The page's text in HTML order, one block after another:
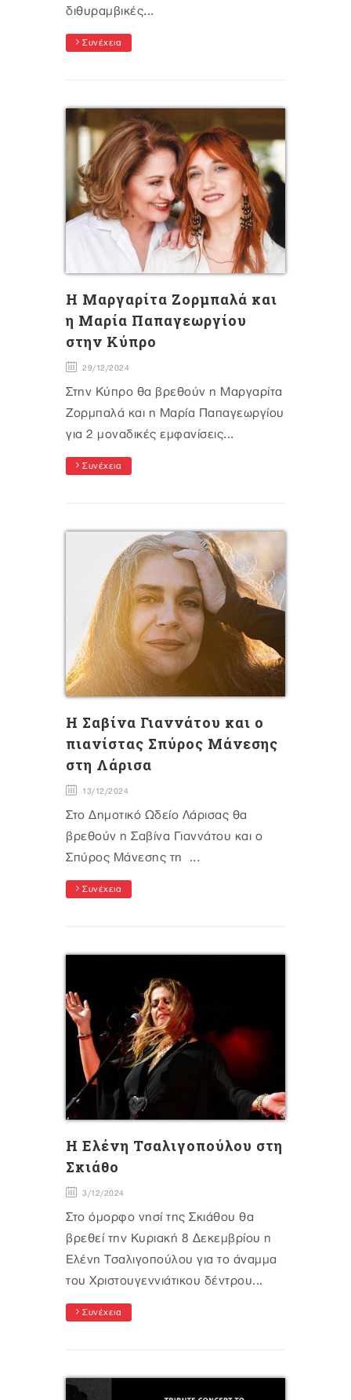
διθυραμβικές...
Συνέχεια
H Μαργαρίτα Ζορμπαλά και
η Μαρία Παπαγεωργίου
στην Κύπρο
29/12/2024
Στην Κύπρο θα βρεθούν η Μαργαρίτα
Ζορμπαλά και η Μαρία Παπαγεωργίου
για 2 μοναδικές εμφανίσεις...
Συνέχεια
Η Σαβίνα Γιαννάτου και ο
πιανίστας Σπύρος Μάνεσης
στη Λάρισα
13/12/2024
Στο Δημοτικό Ωδείο Λάρισας θα
βρεθούν η Σαβίνα Γιαννάτου και ο
Σπύρος Μάνεσης τη ...
Συνέχεια
H Eλένη Τσαλιγοπούλου στη
Σκιάθο
3/12/2024
Στο όμορφο νησί της Σκιάθου θα
βρεθεί την Κυριακή 8 Δεκεμβρίου η
Ελένη Τσαλιγοπούλου για το άναμμα
του Χριστουγεννιάτικου δέντρου...
Συνέχεια